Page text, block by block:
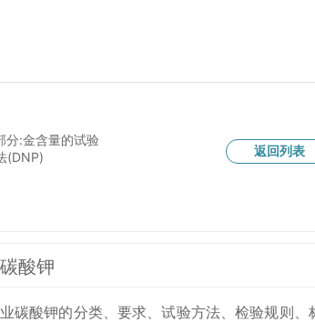
返回列表
分:金含量的试验
(DNP)
酸钾
碳酸钾的分类、要求、试验方法、检验规则、